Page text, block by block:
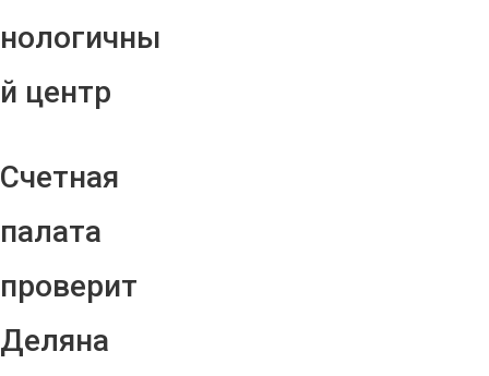
нологичны
й центр
Счетная
палата
проверит
Деляна